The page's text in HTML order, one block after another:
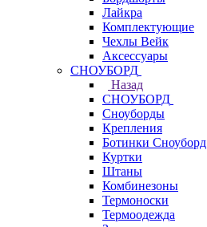
Лайкра
Комплектующие
Чехлы Вейк
Аксессуары
СНОУБОРД
Назад
СНОУБОРД
Сноуборды
Крепления
Ботинки Сноуборд
Куртки
Штаны
Комбинезоны
Термоноски
Термоодежда